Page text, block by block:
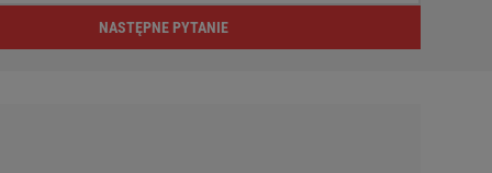
NASTĘPNE PYTANIE